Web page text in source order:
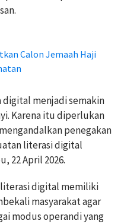
Calon Jemaah Haji
digital menjadi semakin
Karena itu diperlukan
penegakan
literasi digital
22 April 2026.
literasi digital memiliki
masyarakat agar
modus operandi yang